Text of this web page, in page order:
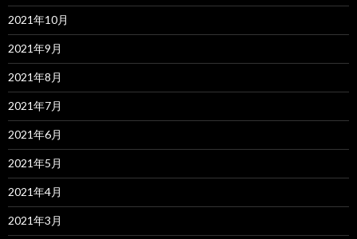
2021年10月
2021年9月
2021年8月
2021年7月
2021年6月
2021年5月
2021年4月
2021年3月